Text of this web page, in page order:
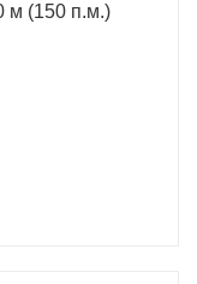
м (150 п.м.)